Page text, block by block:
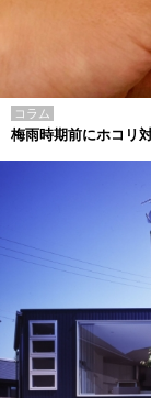
コラム
梅雨時期前にホコリ